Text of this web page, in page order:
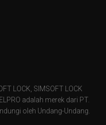
LOCK, SIMSOFT LOCK
adalah merek dari PT.
oleh Undang-Undang.